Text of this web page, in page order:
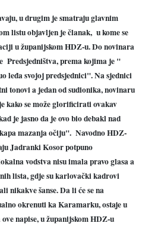
u drugim je smatraju glavnim
listu objavljen je članak, u kome se
u županijskom HDZ-u. Do novinara
Predsjedništva, prema kojima je "
leđa svojoj predsjednici". Na sjednici
tonovi a jedan od sudionika, novinaru
kako se može glorificirati ovakav
je jasno da je ovo bio debakl nad
mazanja očiju". Navodno HDZ-
Jadranki Kosor potpuno
vodstva nisu imala pravo glasa a
lista, gdje su karlovački kadrovi
nikakve šanse. Da li će se na
okrenuti ka Karamarku, ostaje u
napise, u županijskom HDZ-u